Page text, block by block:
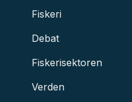
Fiskeri
Debat
Fiskerisektoren
Verden